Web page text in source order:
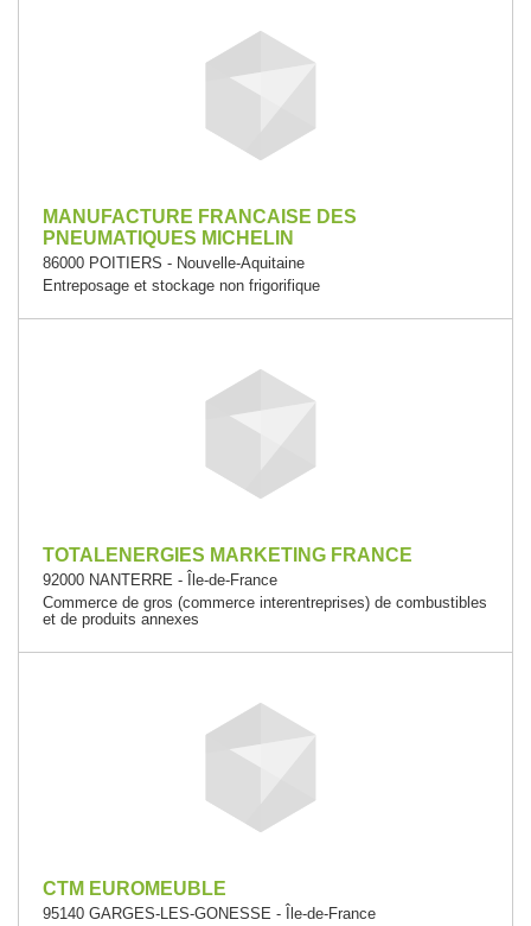
MANUFACTURE FRANCAISE DES
PNEUMATIQUES MICHELIN
86000 POITIERS - Nouvelle-Aquitaine
Entreposage et stockage non frigorifique
TOTALENERGIES MARKETING FRANCE
92000 NANTERRE - Île-de-France
Commerce de gros (commerce interentreprises) de combustibles
et de produits annexes
CTM EUROMEUBLE
95140 GARGES-LES-GONESSE - Île-de-France